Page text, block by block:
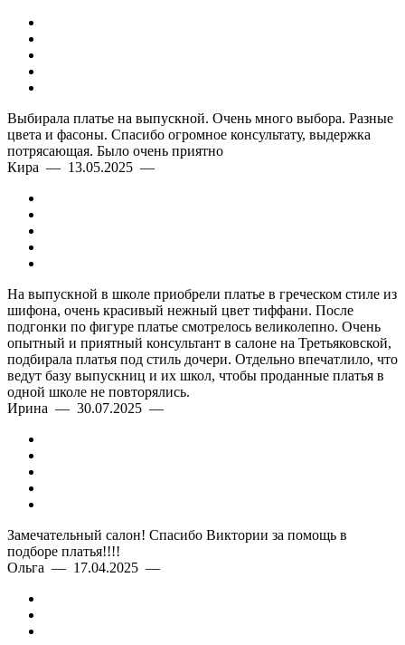
Выбирала платье на выпускной. Очень много выбора. Разные
цвета и фасоны. Спасибо огромное консультату, выдержка
потрясающая. Было очень приятно
Кира — 13.05.2025 —
На выпускной в школе приобрели платье в греческом стиле из
шифона, очень красивый нежный цвет тиффани. После
подгонки по фигуре платье смотрелось великолепно. Очень
опытный и приятный консультант в салоне на Третьяковской,
подбирала платья под стиль дочери. Отдельно впечатлило, что
ведут базу выпускниц и их школ, чтобы проданные платья в
одной школе не повторялись.
Ирина — 30.07.2025 —
Замечательный салон! Спасибо Виктории за помощь в
подборе платья!!!!
Ольга — 17.04.2025 —